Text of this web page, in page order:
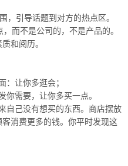
，引导话题到对方的热点区。
而不是公司的，不是产品的。
和阅历。
：让你多逛会；
你需要，让你多买一点。
自己没有想买的东西。商店摆放
消费更多的钱。你平时发现这